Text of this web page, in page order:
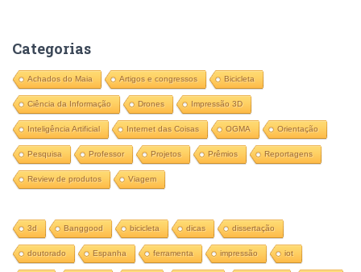
i
s
a
r
p
o
r
:
Categorias
Achados do Maia Artigos e congressos Bicicleta
Ciência da Informação Drones Impressão 3D
Inteligência Artificial Internet das Coisas OGMA Orientação
Pesquisa Professor Projetos Prêmios Reportagens
Review de produtos Viagem
3d Banggood bicicleta dicas dissertação
doutorado Espanha ferramenta impressão iot